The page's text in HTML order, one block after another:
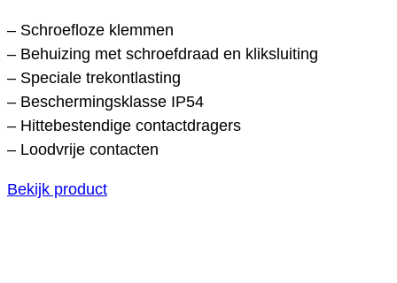
– Schroefloze klemmen
– Behuizing met schroefdraad en kliksluiting
– Speciale trekontlasting
– Beschermingsklasse IP54
– Hittebestendige contactdragers
– Loodvrije contacten
Bekijk product